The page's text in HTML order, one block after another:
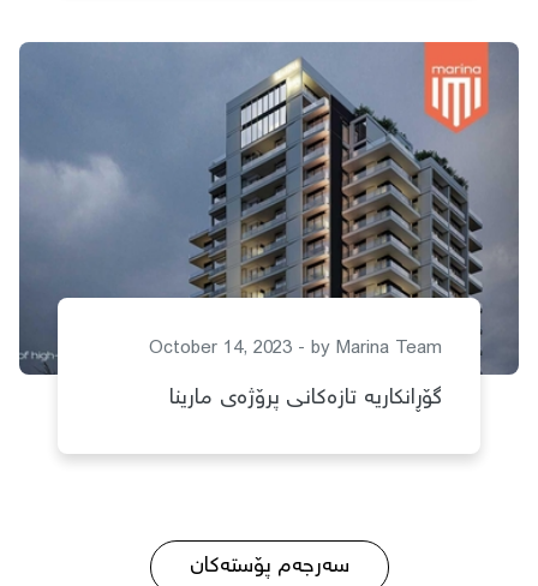
October 14, 2023 - by Marina Team
گۆڕانكاریە تازەكانی پرۆژەی مارینا
سەرجەم پۆستەکان